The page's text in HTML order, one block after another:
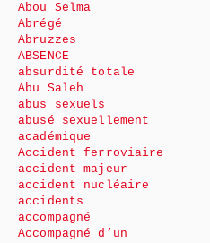
Abou Selma
Abrégé
Abruzzes
ABSENCE
absurdité totale
Abu Saleh
abus sexuels
abusé sexuellement
académique
Accident ferroviaire
accident majeur
accident nucléaire
accidents
accompagné
Accompagné d’un